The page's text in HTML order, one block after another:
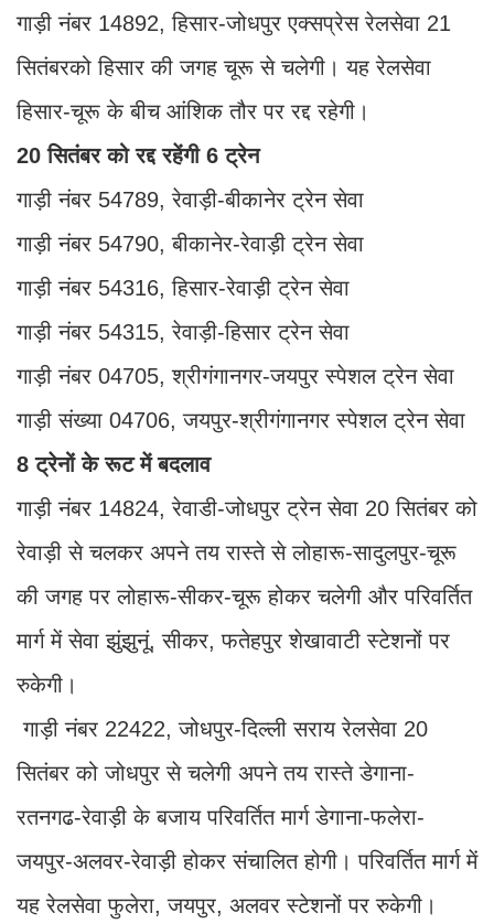
गाड़ी नंबर 14892, हिसार-जोधपुर एक्सप्रेस रेलसेवा 21
सितंबरको हिसार की जगह चूरू से चलेगी। यह रेलसेवा
हिसार-चूरू के बीच आंशिक तौर पर रद्द रहेगी।
20 सितंबर को रद्द रहेंगी 6 ट्रेन
गाड़ी नंबर 54789, रेवाड़ी-बीकानेर ट्रेन सेवा
गाड़ी नंबर 54790, बीकानेर-रेवाड़ी ट्रेन सेवा
गाड़ी नंबर 54316, हिसार-रेवाड़ी ट्रेन सेवा
गाड़ी नंबर 54315, रेवाड़ी-हिसार ट्रेन सेवा
गाड़ी नंबर 04705, श्रीगंगानगर-जयपुर स्पेशल ट्रेन सेवा
गाड़ी संख्या 04706, जयपुर-श्रीगंगानगर स्पेशल ट्रेन सेवा
8 ट्रेनों के रूट में बदलाव
गाड़ी नंबर 14824, रेवाडी-जोधपुर ट्रेन सेवा 20 सितंबर को
रेवाड़ी से चलकर अपने तय रास्ते से लोहारू-सादुलपुर-चूरू
की जगह पर लोहारू-सीकर-चूरू होकर चलेगी और परिवर्तित
मार्ग में सेवा झुंझुनूं, सीकर, फतेहपुर शेखावाटी स्टेशनों पर
रुकेगी।
गाड़ी नंबर 22422, जोधपुर-दिल्ली सराय रेलसेवा 20
सितंबर को जोधपुर से चलेगी अपने तय रास्ते डेगाना-
रतनगढ-रेवाड़ी के बजाय परिवर्तित मार्ग डेगाना-फलेरा-
जयपुर-अलवर-रेवाड़ी होकर संचालित होगी। परिवर्तित मार्ग में
यह रेलसेवा फुलेरा, जयपुर, अलवर स्टेशनों पर रुकेगी।